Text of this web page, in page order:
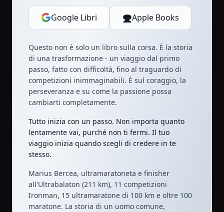
Google Libri Apple Books
Questo non è solo un libro sulla corsa. È la storia
di una trasformazione - un viaggio dal primo
passo, fatto con difficoltà, fino al traguardo di
competizioni inimmaginabili. È sul coraggio, la
perseveranza e su come la passione possa
cambiarti completamente.
Tutto inizia con un passo. Non importa quanto
lentamente vai, purché non ti fermi. Il tuo
viaggio inizia quando scegli di credere in te
stesso.
Marius Bercea, ultramaratoneta e finisher
all'Ultrabalaton (211 km), 11 competizioni
Ironman, 15 ultramaratone di 100 km e oltre 100
maratone. La storia di un uomo comune,